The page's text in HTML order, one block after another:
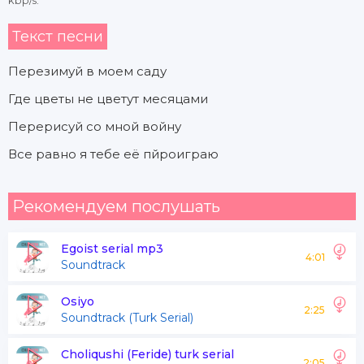
Текст песни
Перезимуй в моем саду
Где цветы не цветут месяцами
Перерисуй со мной войну
Все равно я тебе её пйроиграю
Рекомендуем послушать
Egoist serial mp3
Soundtrack
4:01
Osiyo
Soundtrack (Turk Serial)
2:25
Choliqushi (Feride) turk serial